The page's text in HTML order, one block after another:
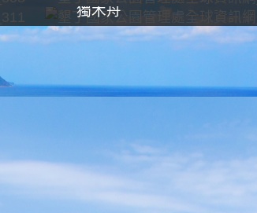
獨木舟